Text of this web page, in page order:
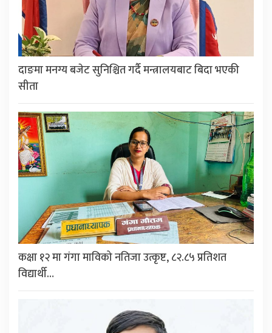
दाङमा मनग्य बजेट सुनिश्चित गर्दै मन्त्रालयबाट बिदा भएकी
सीता
कक्षा १२ मा गंगा माविको नतिजा उत्कृष्ट, ८२.८५ प्रतिशत
विद्यार्थी…